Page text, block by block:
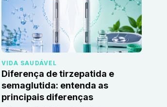
VIDA SAUDÁVEL
Diferença de tirzepatida e
semaglutida: entenda as
principais diferenças